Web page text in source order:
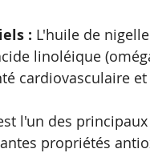
: L'huile de
linoléique
cardiovasculaire
l'un des
propriétés